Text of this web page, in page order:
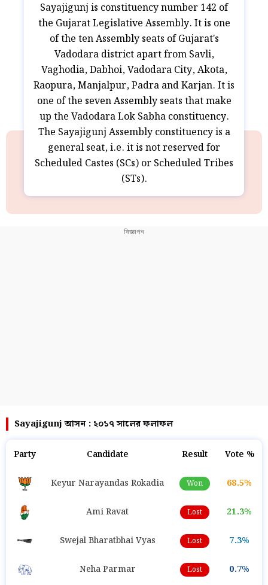
Sayajigunj is constituency number 142 of
the Gujarat Legislative Assembly. It is one
of the ten Assembly seats of Gujarat's
Vadodara district apart from Savli,
Vaghodia, Dabhoi, Vadodara City, Akota,
Raopura, Manjalpur, Padra and Karjan. It is
one of the seven Assembly seats that make
up the Vadodara Lok Sabha constituency.
The Sayajigunj Assembly constituency is a
general seat, i.e. it is not reserved for
Scheduled Castes (SCs) or Scheduled Tribes
(STs).
Sayajigunj আসন : ২০১৭ সালের ফলাফল
Party Candidate Result Vote %
Keyur Narayandas Rokadia Won 68.5%
Ami Ravat Lost 21.3%
Swejal Bharatbhai Vyas Lost 7.3%
Neha Parmar Lost 0.7%